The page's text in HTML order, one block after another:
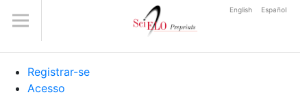
Registrar-se
Acesso
English Español